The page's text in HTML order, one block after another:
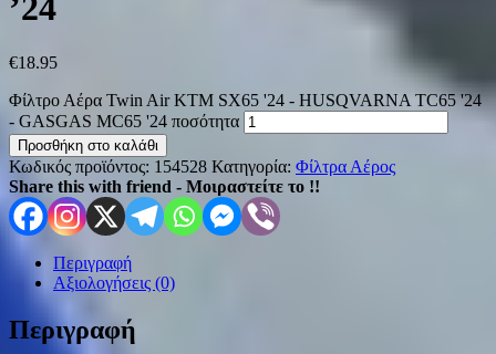
’24
€18.95
Φίλτρο Αέρα Twin Air KTM SX65 '24 - HUSQVARNA TC65 '24
- GASGAS MC65 '24 ποσότητα
Προσθήκη στο καλάθι
Κωδικός προϊόντος: 154528 Κατηγορία: Φίλτρα Αέρος
Share this with friend - Μοιραστείτε το !!
Περιγραφή
Αξιολογήσεις (0)
Περιγραφή